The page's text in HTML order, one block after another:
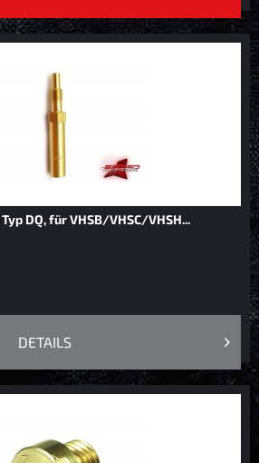
DQ, für VHSB/VHSC/VHSH...
DETAILS